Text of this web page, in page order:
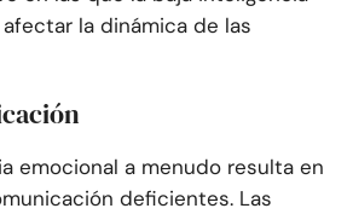
la dinámica de las
emocional a menudo resulta en
deficientes. Las